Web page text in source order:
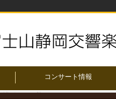
コンサート情報